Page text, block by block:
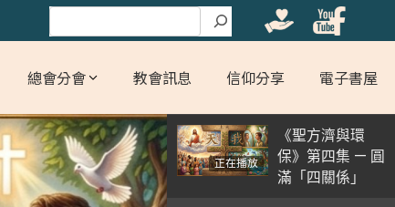
搜尋
總會分會 教會訊息 信仰分享 電子書屋
正在播放
《聖方濟與環
保》第四集 — 圓
滿「四關係」